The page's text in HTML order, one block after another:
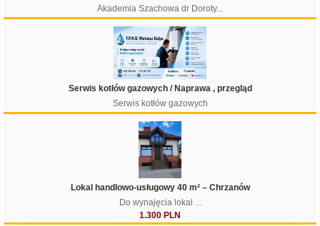
Akademia Szachowa dr Doroty...
Serwis kotłów gazowych / Naprawa , przegląd
Serwis kotłów gazowych
Lokal handlowo-usługowy 40 m² – Chrzanów
Do wynajęcia lokal ...
1.300 PLN